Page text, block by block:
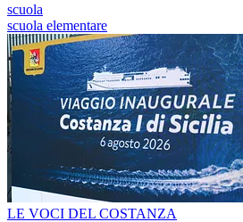
scuola
scuola elementare
LE VOCI DEL COSTANZA